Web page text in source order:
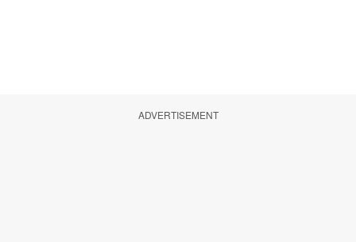
ADVERTISEMENT